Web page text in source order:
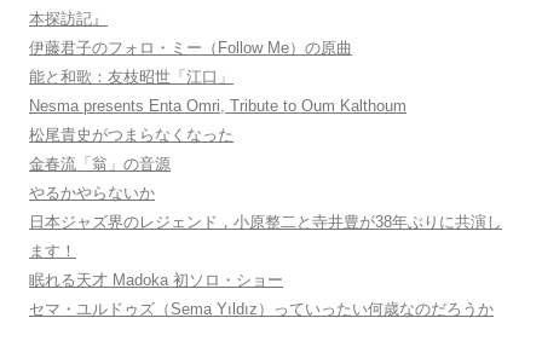
本探訪記』
伊藤君子のフォロ・ミー（Follow Me）の原曲
能と和歌：友枝昭世「江口」
Nesma presents Enta Omri, Tribute to Oum Kalthoum
松尾貴史がつまらなくなった
金春流「翁」の音源
やるかやらないか
日本ジャズ界のレジェンド，小原整二と寺井豊が38年ぶりに共演し
ます！
眠れる天才 Madoka 初ソロ・ショー
セマ・ユルドゥズ（Sema Yıldız）っていったい何歳なのだろうか